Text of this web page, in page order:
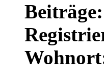
Beiträge: